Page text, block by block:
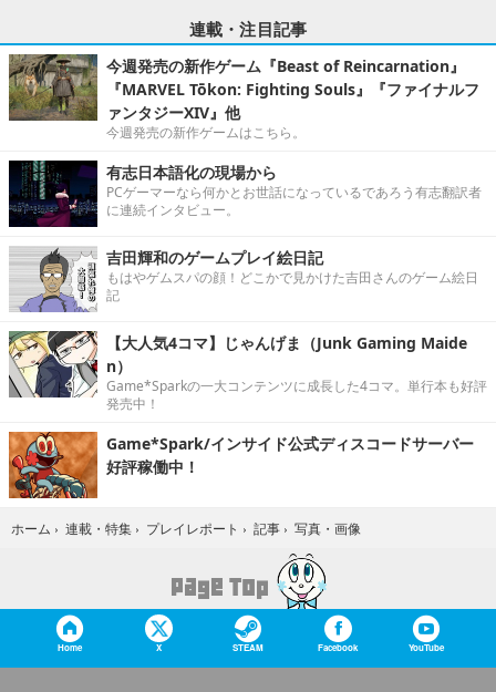
連載・注目記事
今週発売の新作ゲーム『Beast of Reincarnation』
『MARVEL Tōkon: Fighting Souls』『ファイナルフ
ァンタジーXIV』他
今週発売の新作ゲームはこちら。
有志日本語化の現場から
PCゲーマーなら何かとお世話になっているであろう有志翻訳者
に連続インタビュー。
吉田輝和のゲームプレイ絵日記
もはやゲムスパの顔！どこかで見かけた吉田さんのゲーム絵日
記
【大人気4コマ】じゃんげま（Junk Gaming Maide
n）
Game*Sparkの一大コンテンツに成長した4コマ。単行本も好評
発売中！
Game*Spark/インサイド公式ディスコードサーバー
好評稼働中！
ホーム › 連載・特集 › プレイレポート › 記事 › 写真・画像
Home X STEAM Facebook YouTube